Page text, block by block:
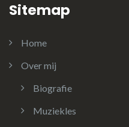
Sitemap
Home
Over mij
Biografie
Muziekles